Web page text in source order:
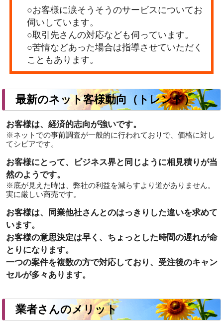
○お客様に涙そうそうのサービスについてお
伺いしています。
○取引先さんの対応なども伺っています。
○苦情などあった場合は指導させていただく
こともあります。
最新のネット客様動向（トレンド）
お客様は、経済的志向が強いです。
※ネットでの事前調査が一般的に行われておりで、価格に対し
てシビアです。
お客様にとって、ビジネス界と同じように相見積りが当
然のようです。
※底が見えた時は、弊社の利益を減らすより道がありません。
実に厳しい商売です。
お客様は、同業他社さんとのはっきりした違いを求めて
います。
お客様の意思決定は早く、ちょっとした時間の遅れが命
とりになります。
一つの案件を複数の方で対応しており、受注後のキャン
セルが多々あります。
業者さんのメリット